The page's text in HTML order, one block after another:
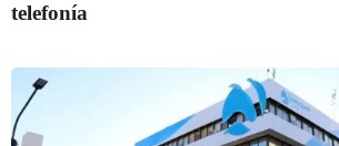
telefonía